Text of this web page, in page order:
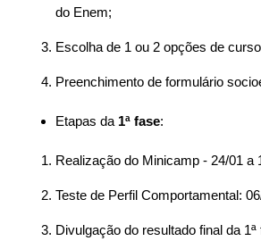
do Enem;
Escolha de 1 ou 2 opções de
Preenchimento de formulário
Etapas da 1ª fase:
Realização do Minicamp - 24/01 a
Teste de Perfil Comportamental:
Divulgação do resultado final da 1ª